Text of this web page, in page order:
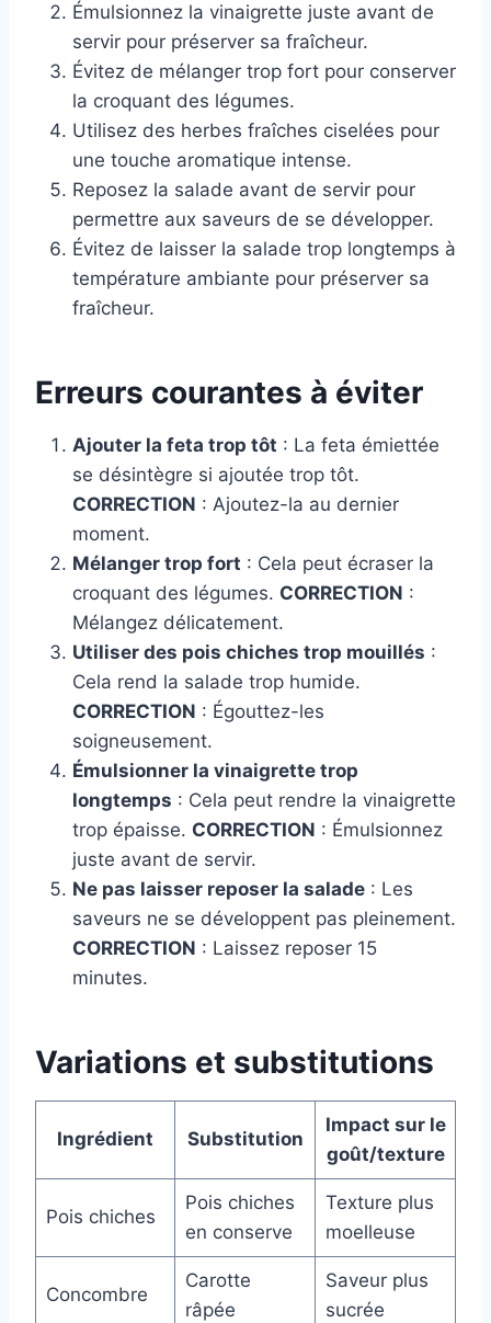
Émulsionnez la vinaigrette juste avant de
servir pour préserver sa fraîcheur.
Évitez de mélanger trop fort pour conserver
la croquant des légumes.
Utilisez des herbes fraîches ciselées pour
une touche aromatique intense.
Reposez la salade avant de servir pour
permettre aux saveurs de se développer.
Évitez de laisser la salade trop longtemps à
température ambiante pour préserver sa
fraîcheur.
Erreurs courantes à éviter
Ajouter la feta trop tôt : La feta émiettée
se désintègre si ajoutée trop tôt.
CORRECTION : Ajoutez-la au dernier
moment.
Mélanger trop fort : Cela peut écraser la
croquant des légumes. CORRECTION :
Mélangez délicatement.
Utiliser des pois chiches trop mouillés :
Cela rend la salade trop humide.
CORRECTION : Égouttez-les
soigneusement.
Émulsionner la vinaigrette trop
longtemps : Cela peut rendre la vinaigrette
trop épaisse. CORRECTION : Émulsionnez
juste avant de servir.
Ne pas laisser reposer la salade : Les
saveurs ne se développent pas pleinement.
CORRECTION : Laissez reposer 15
minutes.
Variations et substitutions
Ingrédient Substitution
Impact sur le
goût/texture
Pois chiches
Pois chiches
en conserve
Texture plus
moelleuse
Concombre
Carotte
râpée
Saveur plus
sucrée